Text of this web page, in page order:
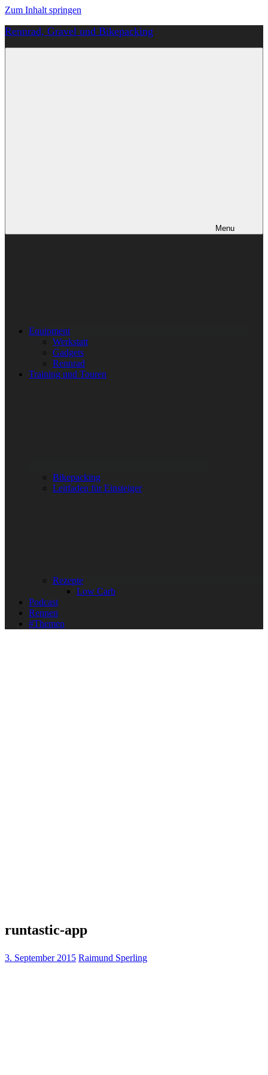
Zum Inhalt springen
Rennrad, Gravel und Bikepacking
Menu
Equipment
Werkstatt
Gadgets
Rennrad
Training und Touren
Bikepacking
Leitfaden für Einsteiger
Rezepte
Low Carb
Podcast
Rennen
#Themen
runtastic-app
3. September 2015 Raimund Sperling